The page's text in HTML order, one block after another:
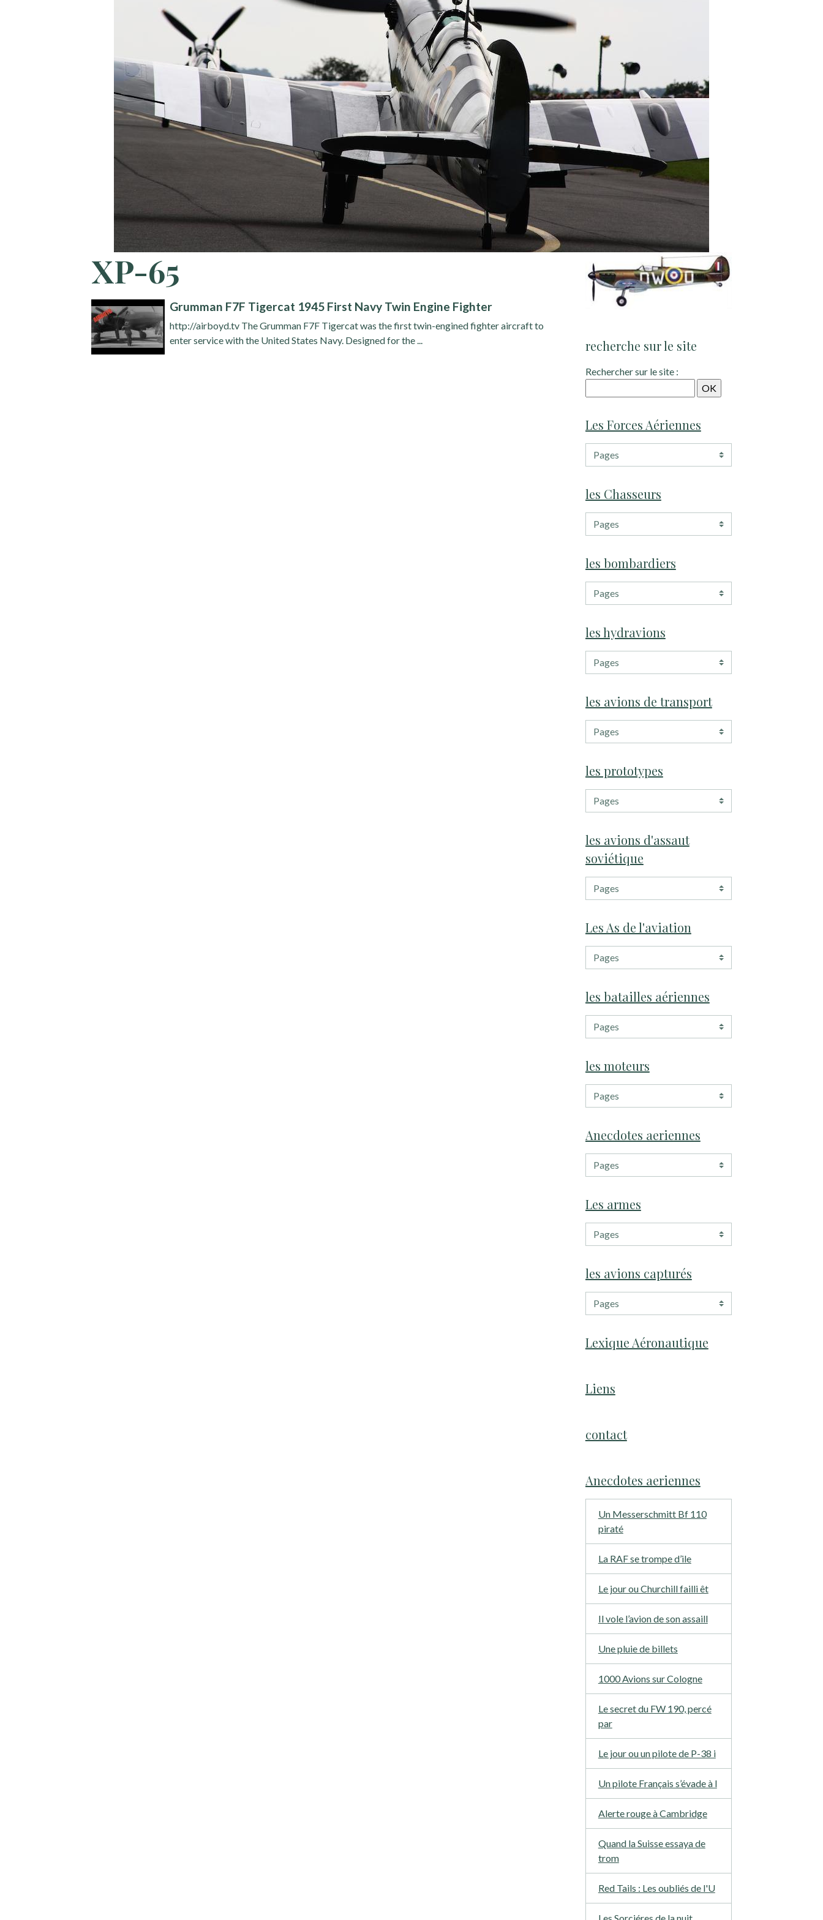
XP-65
Grumman F7F Tigercat 1945 First Navy Twin Engine Fighter
http://airboyd.tv The Grumman F7F Tigercat was the first twin-engined fighter aircraft to
enter service with the United States Navy. Designed for the ...
recherche sur le site
Rechercher sur le site :
Les Forces Aériennes
les Chasseurs
les bombardiers
les hydravions
les avions de transport
les prototypes
les avions d'assaut
soviétique
Les As de l'aviation
les batailles aériennes
les moteurs
Anecdotes aeriennes
Les armes
les avions capturés
Lexique Aéronautique
Liens
contact
Anecdotes aeriennes
Un Messerschmitt Bf 110
piraté
La RAF se trompe d’ile
Le jour ou Churchill failli êt
Il vole l’avion de son assaill
Une pluie de billets
1000 Avions sur Cologne
Le secret du FW 190, percé
par
Le jour ou un pilote de P-38 i
Un pilote Français s’évade à l
Alerte rouge à Cambridge
Quand la Suisse essaya de
trom
Red Tails : Les oubliés de l'U